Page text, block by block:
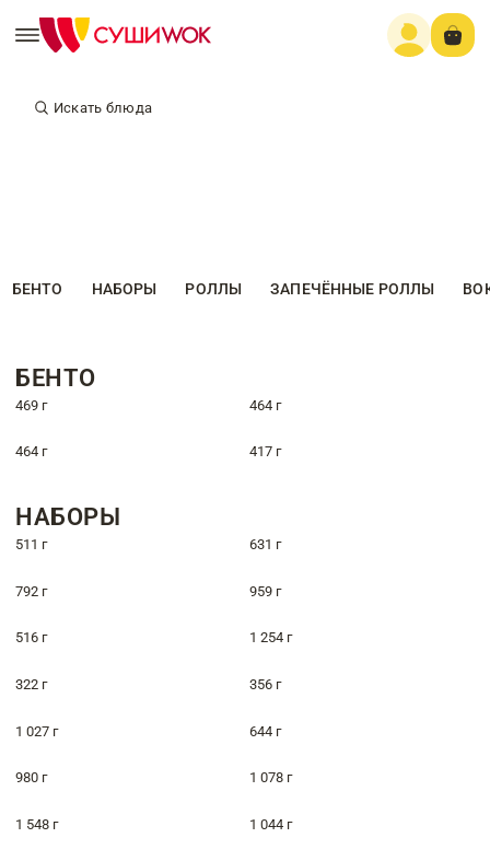
Искать блюда
БЕНТО НАБОРЫ РОЛЛЫ ЗАПЕЧЁННЫЕ РОЛЛЫ
БЕНТО
469 г 464 г
464 г 417 г
НАБОРЫ
511 г 631 г
792 г 959 г
516 г 1 254 г
322 г 356 г
1 027 г 644 г
980 г 1 078 г
1 548 г 1 044 г